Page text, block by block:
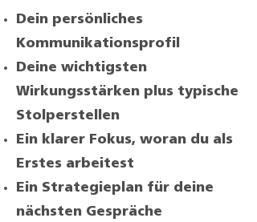
Dein persönliches
Kommunikationsprofil
Deine wichtigsten
Wirkungsstärken plus typische
Stolperstellen
Ein klarer Fokus, woran du als
Erstes arbeitest
Ein Strategieplan für deine
nächsten Gespräche